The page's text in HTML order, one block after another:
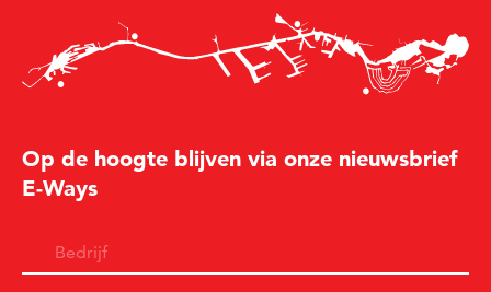
Op de hoogte blijven via onze nieuwsbrief
E-Ways